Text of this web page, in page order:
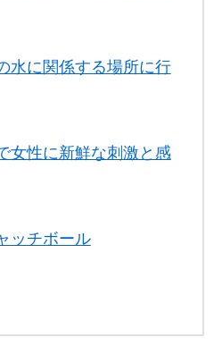
水に関係する場所に行
女性に新鮮な刺激と感
ッチボール